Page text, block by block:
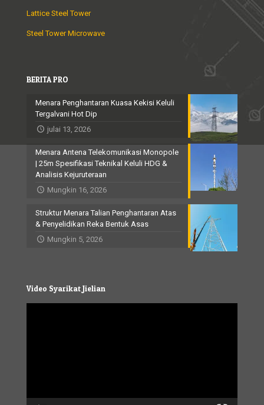
Lattice Steel Tower
Steel Tower Microwave
BERITA PRO
Menara Penghantaran Kuasa Kekisi Keluli
Tergalvani Hot Dip
julai 13, 2026
Menara Antena Telekomunikasi Monopole
| 25m Spesifikasi Teknikal Keluli HDG &
Analisis Kejuruteraan
Mungkin 16, 2026
Struktur Menara Talian Penghantaran Atas
& Penyelidikan Reka Bentuk Asas
Mungkin 5, 2026
Video Syarikat Jielian